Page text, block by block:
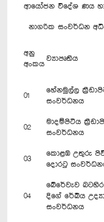
ආයෝජන විදේශ ණය
නාගරික සංවර්ධන
අනු
අංකය
ව්‍යාපෘතිය
01
හේනමුල්ල
සංවර්ධනය
02
මාදම්පිටිය
සංවර්ධනය
03
කොළඹ උතුරු
දොරටු
04
බේරේවැව
දිගේ රේඛීය
සංවර්ධනය